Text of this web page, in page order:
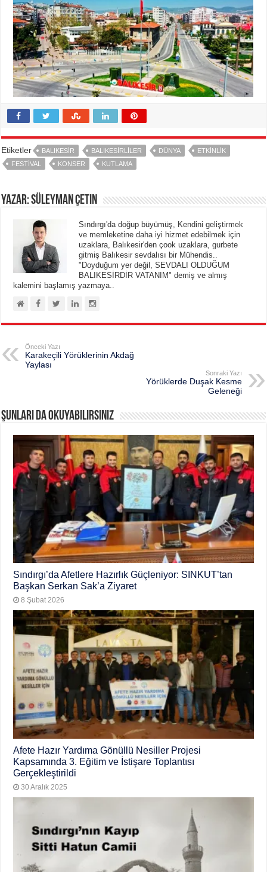
Etiketler BALIKESIR BALIKESIRLILER DÜNYA
ETKINLIK
FESTIVAL
KONSER KUTLAMA
Yazar: Süleyman Çetin
Sındırgı'da doğup büyümüş, Kendini geliştirmek
ve memleketine daha iyi hizmet edebilmek için
uzaklara, Balıkesir'den çook uzaklara, gurbete
gitmiş Balıkesir sevdalısı bir Mühendis..
"Doyduğum yer değil, SEVDALI OLDUĞUM
BALIKESİRDİR VATANIM" demiş ve almış
kalemini başlamış yazmaya..
Önceki Yazı
Karakeçili Yörüklerinin Akdağ
Yaylası
Sonraki Yazı
Yörüklerde Duşak Kesme
Geleneği
Şunları da okuyabilirsiniz
Sındırgı’da Afetlere Hazırlık Güçleniyor: SINKUT’tan
Başkan Serkan Sak’a Ziyaret
8 Şubat 2026
Afete Hazır Yardıma Gönüllü Nesiller Projesi
Kapsamında 3. Eğitim ve İstişare Toplantısı
Gerçekleştirildi
30 Aralık 2025